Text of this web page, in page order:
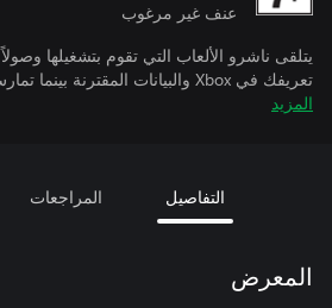
عنف غير مرغوب
يتلقى ناشرو الألعاب التي تقوم بتشغيلها
تعريفك في Xbox والبيانات المقترنة بينما تمارس الألعاب.
المزيد
التفاصيل المراجعات
المعرض